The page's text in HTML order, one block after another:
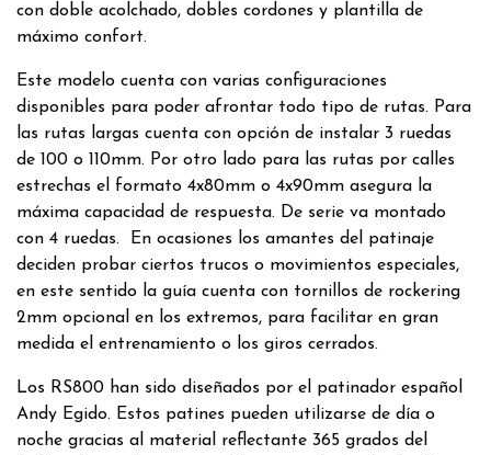
con doble acolchado, dobles cordones y plantilla de
máximo confort.
Este modelo cuenta con varias configuraciones
disponibles para poder afrontar todo tipo de rutas. Para
las rutas largas cuenta con opción de instalar 3 ruedas
de 100 o 110mm. Por otro lado para las rutas por calles
estrechas el formato 4x80mm o 4x90mm asegura la
máxima capacidad de respuesta. De serie va montado
con 4 ruedas. En ocasiones los amantes del patinaje
deciden probar ciertos trucos o movimientos especiales,
en este sentido la guía cuenta con tornillos de rockering
2mm opcional en los extremos, para facilitar en gran
medida el entrenamiento o los giros cerrados.
Los RS800 han sido diseñados por el patinador español
Andy Egido. Estos patines pueden utilizarse de día o
noche gracias al material reflectante 365 grados del